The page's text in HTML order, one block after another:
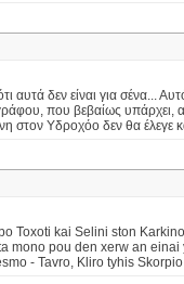
αυτά δεν είναι για σένα...
που βεβαίως υπάρχει,
στον Υδροχόο δεν θα έλεγε
Toxoti kai Selini ston
mono pou den xerw an
- Tavro, Kliro tyhis